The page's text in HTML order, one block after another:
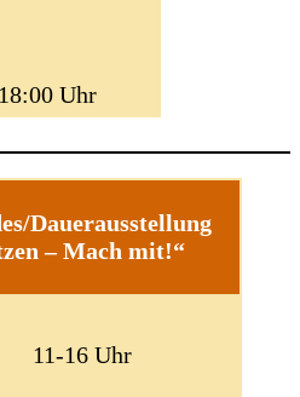
Uhr
Dauerausstellung
– Mach mit!“
11-16 Uhr